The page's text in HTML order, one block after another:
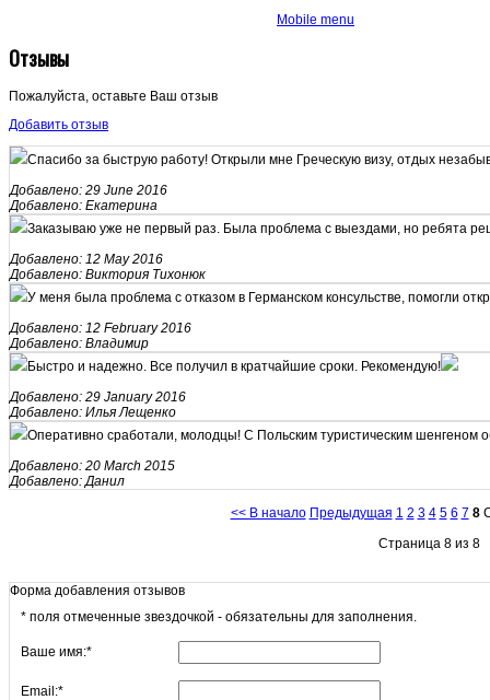
Mobile menu
Отзывы
Пожалуйста, оставьте Ваш отзыв
Добавить отзыв
Спасибо за быструю работу! Открыли мне Греческую визу, отдых
Добавлено: 29 June 2016
Добавлено: Екатерина
Заказываю уже не первый раз. Была проблема с выездами, но ребята
Добавлено: 12 May 2016
Добавлено: Виктория Тихонюк
У меня была проблема с отказом в Германском консульстве, помогли
Добавлено: 12 February 2016
Добавлено: Владимир
Быстро и надежно. Все получил в кратчайшие сроки. Рекомендую!
Добавлено: 29 January 2016
Добавлено: Илья Лещенко
Оперативно сработали, молодцы! С Польским туристическим шенгеном
Добавлено: 20 March 2015
Добавлено: Данил
<< В начало Предыдущая 1 2 3 4 5 6 7 8
Страница 8 из 8
Форма добавления отзывов
* поля отмеченные звездочкой - обязательны для заполнения.
Ваше имя:*
Email:*